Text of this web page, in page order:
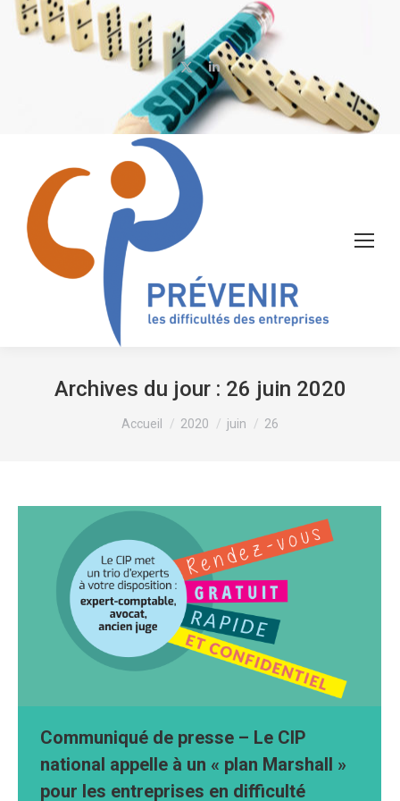
X
page
opens
in
window
LinkedIn
page
opens
Archives du jour : 26 juin 2020
Vous êtes ici :
Accueil 2020 juin 26
Communiqué de presse – Le CIP
national appelle à un « plan Marshall »
pour les entreprises en difficulté